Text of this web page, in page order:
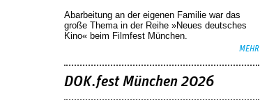
Abarbeitung an der eigenen Familie war das
große Thema in der Reihe »Neues deutsches
Kino« beim Filmfest München.
MEHR
DOK.fest München 2026